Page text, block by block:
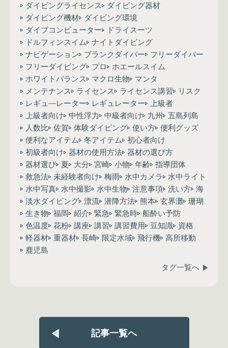
ダイビングライセンス
ダイビング器材
ダイビング機材
ダイビング環境
ダイブコンピューター
ドライスーツ
ドルフィンスイム ナイトダイビング
ナビゲーション
ブランクダイバー
フリーダイバー
フリーダイビング プロ
ホエールスイム
ホワイトバランス
マクロ生物
マンタ
メンテナンス
ライセンス ライセンス講習
リスク
レギュ―レーター
レギュレーター 上級者
上級者向け 中性浮力 中級者向け 九州
五島列島
人数比 佐賀 体験ダイビング 使い方 便利グッズ
便利なアイテム 冬アイテム 初心者向け
初級者向け 器材の使用方法 器材の選び方
器材選び 夏 大分 宮崎 小物 年齢 指導団体
救急法 未経験者向け 梅雨 水中カメラ
水中ライト
水中写真 水中撮影 水中生物 注意事項 洗い方 海
淡水ダイビング 漂流 潜降方法 熊本 玄界灘 珊瑚
生き物 福岡 紹介 緊急 緊急時 船酔い予防
色温度 花粉 講座 講習 講習費用 豆知識 資格
軽器材 重器材 長崎 限定水域 飛行機 高所移動
鹿児島
タグ一覧へ
記事一覧へ